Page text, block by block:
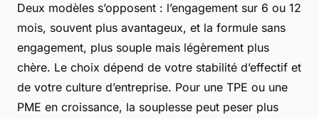
Deux modèles s’opposent : l’engagement sur 6 ou 12
mois, souvent plus avantageux, et la formule sans
engagement, plus souple mais légèrement plus
chère. Le choix dépend de votre stabilité d’effectif et
de votre culture d’entreprise. Pour une TPE ou une
PME en croissance, la souplesse peut peser plus